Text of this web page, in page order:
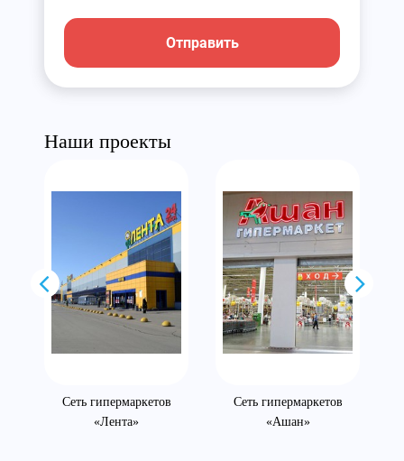
Отправить
Наши проекты
Сеть гипермаркетов
«Лента»
Сеть гипермаркетов
«Ашан»